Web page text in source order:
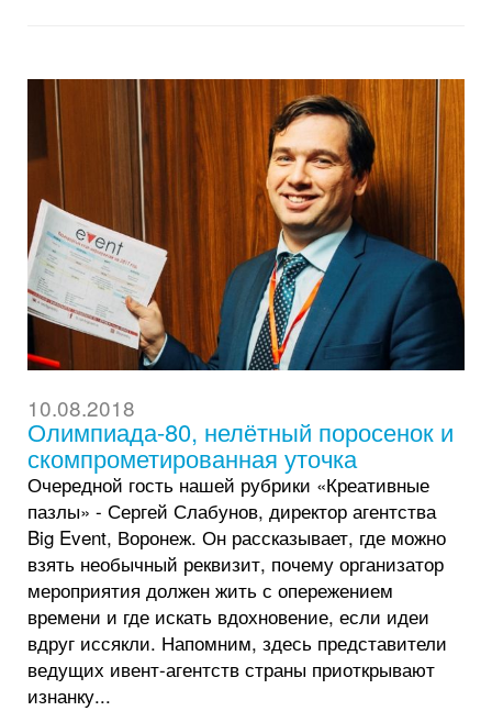
10.08.2018
Олимпиада-80, нелётный поросенок и
скомпрометированная уточка
Очередной гость нашей рубрики «Креативные
пазлы» - Сергей Слабунов, директор агентства
Big Event, Воронеж. Он рассказывает, где можно
взять необычный реквизит, почему организатор
мероприятия должен жить с опережением
времени и где искать вдохновение, если идеи
вдруг иссякли. Напомним, здесь представители
ведущих ивент-агентств страны приоткрывают
изнанку...